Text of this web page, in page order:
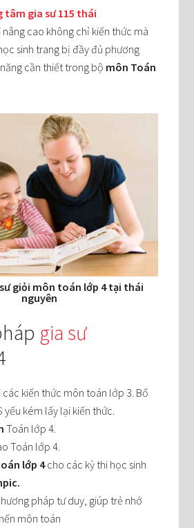
tâm gia sư 115 thái
nâng cao không chỉ kiến thức mà
sinh trang bị đầy đủ phương
cần thiết trong bộ môn Toán
giỏi môn toán lớp 4 tại thái
nguyên
gia sư
các kiến thức môn toán lớp 3. Bổ
yếu kém lấy lại kiến thức.
Toán lớp 4.
Toán lớp 4.
lớp 4cho các kỳ thi học sinh
pháp tư duy, giúp trẻ nhớ
môn toán